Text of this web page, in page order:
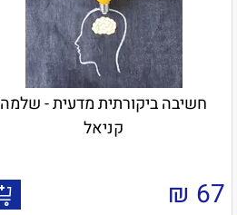
חשיבה ביקורתית מדעית - שלמה
קניאל
67
₪